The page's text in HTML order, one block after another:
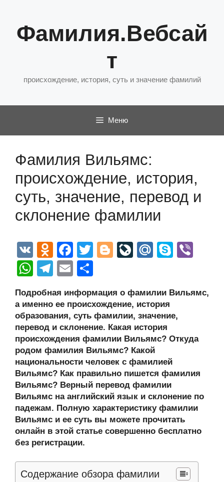
содержимому
Фамилия.Вебсай
т
происхождение, история, суть и значение фамилий
Меню
Фамилия Вильямс:
происхождение, история,
суть, значение, перевод и
склонение фамилии
V
K
O
d
n
o
kl
a
ss
ni
ki
F
a
c
e
b
o
o
k
T
er
Bl
g
er
Li
J
o
ur
n
al
M
u
S
e
W
at
s
A
p
p
T
e
gr
a
m
E
ail р
а
в
и
ть
Подробная информация о фамилии Вильямс,
а именно ее происхождение, история
образования, суть фамилии, значение,
перевод и склонение. Какая история
происхождения фамилии Вильямс? Откуда
родом фамилия Вильямс? Какой
национальности человек с фамилией
Вильямс? Как правильно пишется фамилия
Вильямс? Верный перевод фамилии
Вильямс на английский язык и склонение по
падежам. Полную характеристику фамилии
Вильямс и ее суть вы можете прочитать
онлайн в этой статье совершенно бесплатно
без регистрации.
Содержание обзора фамилии